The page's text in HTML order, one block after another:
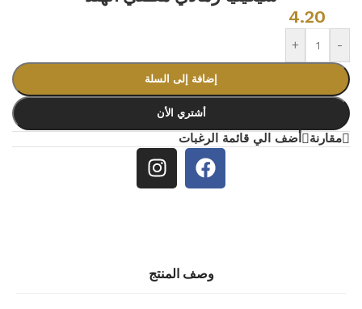
4.20
-
+
إضافة إلى السلة
أشتري الأن
مقارنة أضف الي قائمة الرغبات
وصف المنتج